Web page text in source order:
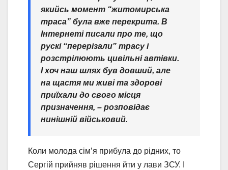
якийсь момент “житомирська
траса” була вже перекрита. В
Інтернеті писали про те, що
рускі “перерізали” трасу і
розстрілюють цивільні автівки.
І хоч наш шлях був довший, але
на щастя ми живі та здорові
приїхали до свого місця
призначення, – розповідає
нинішній військовий.
Коли молода сім’я прибула до рідних, то
Сергій прийняв рішення йти у лави ЗСУ. І